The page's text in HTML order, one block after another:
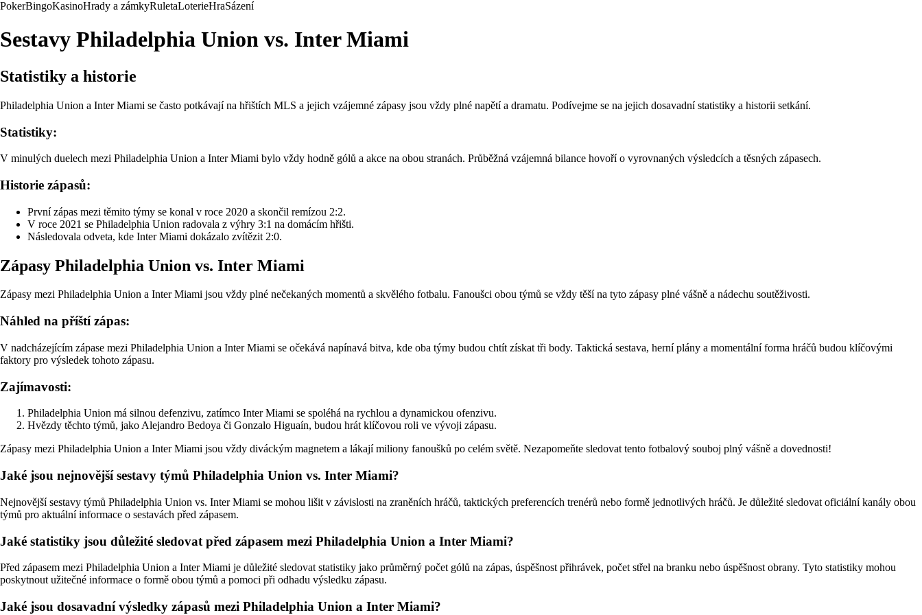
PokerBingoKasinoHrady a zámkyRuletaLoterieHraSázení
Sestavy Philadelphia Union vs. Inter Miami
Statistiky a historie
Philadelphia Union a Inter Miami se často potkávají na hřištích MLS a jejich vzájemné zápasy jsou vždy plné napětí a dramatu. Podívejme se na jejich dosavadní statistiky a historii setkání.
Statistiky:
V minulých duelech mezi Philadelphia Union a Inter Miami bylo vždy hodně gólů a akce na obou stranách. Průběžná vzájemná bilance hovoří o vyrovnaných výsledcích a těsných zápasech.
Historie zápasů:
První zápas mezi těmito týmy se konal v roce 2020 a skončil remízou 2:2.
V roce 2021 se Philadelphia Union radovala z výhry 3:1 na domácím hřišti.
Následovala odveta, kde Inter Miami dokázalo zvítězit 2:0.
Zápasy Philadelphia Union vs. Inter Miami
Zápasy mezi Philadelphia Union a Inter Miami jsou vždy plné nečekaných momentů a skvělého fotbalu. Fanoušci obou týmů se vždy těší na tyto zápasy plné vášně a nádechu soutěživosti.
Náhled na příští zápas:
V nadcházejícím zápase mezi Philadelphia Union a Inter Miami se očekává napínavá bitva, kde oba týmy budou chtít získat tři body. Taktická sestava, herní plány a momentální forma hráčů budou klíčovými
faktory pro výsledek tohoto zápasu.
Zajímavosti:
Philadelphia Union má silnou defenzivu, zatímco Inter Miami se spoléhá na rychlou a dynamickou ofenzivu.
Hvězdy těchto týmů, jako Alejandro Bedoya či Gonzalo Higuaín, budou hrát klíčovou roli ve vývoji zápasu.
Zápasy mezi Philadelphia Union a Inter Miami jsou vždy diváckým magnetem a lákají miliony fanoušků po celém světě. Nezapomeňte sledovat tento fotbalový souboj plný vášně a dovednosti!
Jaké jsou nejnovější sestavy týmů Philadelphia Union vs. Inter Miami?
Nejnovější sestavy týmů Philadelphia Union vs. Inter Miami se mohou lišit v závislosti na zraněních hráčů, taktických preferencích trenérů nebo formě jednotlivých hráčů. Je důležité sledovat oficiální kanály obou
týmů pro aktuální informace o sestavách před zápasem.
Jaké statistiky jsou důležité sledovat před zápasem mezi Philadelphia Union a Inter Miami?
Před zápasem mezi Philadelphia Union a Inter Miami je důležité sledovat statistiky jako průměrný počet gólů na zápas, úspěšnost přihrávek, počet střel na branku nebo úspěšnost obrany. Tyto statistiky mohou
poskytnout užitečné informace o formě obou týmů a pomoci při odhadu výsledku zápasu.
Jaké jsou dosavadní výsledky zápasů mezi Philadelphia Union a Inter Miami?